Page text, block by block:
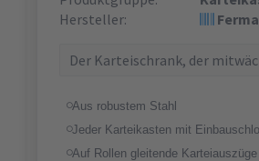
Hersteller:
Der Karteischrank, der
Aus robustem Stahl
Jeder Karteikasten mit
Auf Rollen gleitende Karteiauszüge